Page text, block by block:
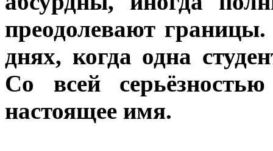
преодолевают
днях, когда одна
Со всей
настоящее имя.